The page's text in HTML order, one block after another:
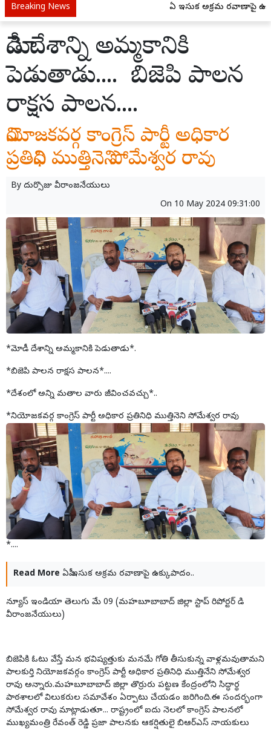
Breaking News ఏపీ ఇసుక అక్రమ రవాణాపై
మోడీ దేశాన్ని అమ్మకానికి
పెడుతాడు.... బిజెపి పాలన
రాక్షస పాలన....
నియోజకవర్గ కాంగ్రెస్ పార్టీ అధికార
ప్రతినిధి ముత్తినెని సోమేశ్వర రావు
By దుర్సొజు వీరాంజనేయులు
On 10 May 2024 09:31:00
*మోడీ దేశాన్ని అమ్మకానికి పెడుతాడు*.
*బిజెపి పాలన రాక్షస పాలన*....
*దేశంలో అన్ని మతాల వారు జీవించవచ్చు*..
*నియోజకవర్గ కాంగ్రెస్ పార్టీ అధికార ప్రతినిధి ముత్తినెని సోమేశ్వర రావు
*....
Read More ఏపీ ఇసుక అక్రమ రవాణాపై ఉక్కుపాదం..
న్యూస్ ఇండియా తెలుగు మే 09 (మహబూబాబాద్ జిల్లా స్టాప్ రిపోర్టర్ డి
వీరాంజనేయులు)
బిజెపికి ఓటు వేస్తే మన భవిష్యత్తుకు మనమే గోతి తీసుకున్న వాళ్లమవుతామని
పాలకుర్తి నియోజకవర్గం కాంగ్రెస్ పార్టీ అధికార ప్రతినిధి ముత్తినేని సోమేశ్వర
రావు అన్నారు.మహబూబాబాద్ జిల్లా తొర్రురు పట్టణ కేంద్రంలోని సిద్ధార్థ
పాఠశాలలో విలుకరుల సమావేశం ఏర్పాటు చేయడం జరిగింది.ఈ సందర్భంగా
సోమేశ్వర రావు మాట్లాడుతూ... రాష్ట్రంలో ఐదు నెలలో కాంగ్రెస్ పాలనలో
ముఖ్యమంత్రి రేవంత్ రెడ్డి ప్రజా పాలనకు ఆకర్షితులై బిఆర్ఎస్ నాయకులు